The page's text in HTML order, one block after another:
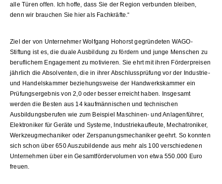
alle Türen offen. Ich hoffe, dass Sie der Region verbunden bleiben,
denn wir brauchen Sie hier als Fachkräfte.“
Ziel der von Unternehmer Wolfgang Hohorst gegründeten WAGO-
Stiftung ist es, die duale Ausbildung zu fördern und junge Menschen zu
beruflichem Engagement zu motivieren. Sie ehrt mit ihren Förderpreisen
jährlich die Absolventen, die in ihrer Abschlussprüfung vor der Industrie-
und Handelskammer beziehungsweise der Handwerkskammer ein
Prüfungsergebnis von 2,0 oder besser erreicht haben. Insgesamt
werden die Besten aus 14 kaufmännischen und technischen
Ausbildungsberufen wie zum Beispiel Maschinen- und Anlagenführer,
Elektroniker für Geräte und Systeme, Industriekaufleute, Mechatroniker,
Werkzeugmechaniker oder Zerspanungsmechaniker geehrt. So konnten
sich schon über 650 Auszubildende aus mehr als 100 verschiedenen
Unternehmen über ein Gesamtfördervolumen von etwa 550.000 Euro
freuen.